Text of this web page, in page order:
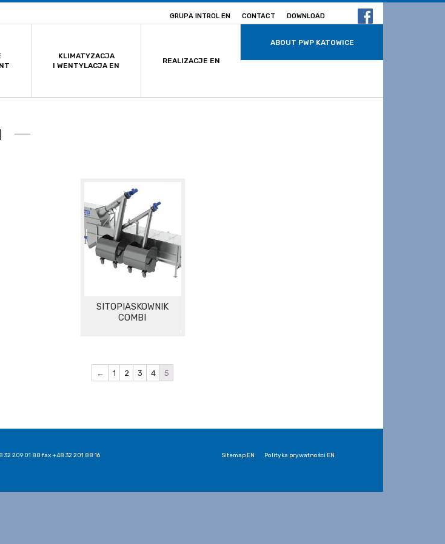
GRUPA INTROL EN CONTACT DOWNLOAD
KLIMATYZACJA
I WENTYLACJA EN
REALIZACJE EN
ABOUT PWP KATOWICE
SITOPIASKOWNIK
COMBI
← 1 2 3 4 5
32 209 01 88 fax +48 32 201 88 16
Sitemap EN Polityka prywatności EN